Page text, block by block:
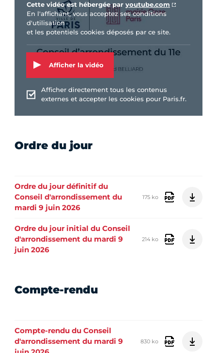
Cette vidéo est hébergée par youtube.com
En l'affichant, vous acceptez ses conditions
d'utilisation
et les potentiels cookies déposés par ce site.
Afficher la vidéo
Afficher directement tous les contenus
externes et accepter les cookies pour Paris.fr.
Ordre du jour
Ordre du jour définitif du
Conseil d'arrondissement du
mardi 9 juin 2026
175 ko
Ordre du jour initial du Conseil
d'arrondissement du mardi 9
juin 2026
214 ko
Compte-rendu
Compte-rendu du Conseil
d'arrondissement du mardi 9
830 ko